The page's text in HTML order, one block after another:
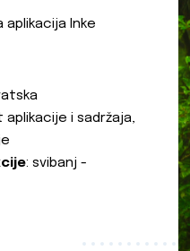
aplikacija Inke
aplikacije i sadržaja,
: svibanj -